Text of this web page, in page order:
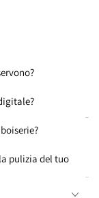
pulizia del tuo
7/10 gg